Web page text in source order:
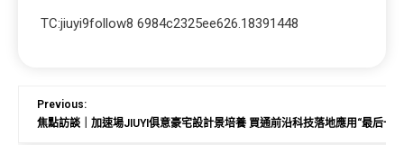
TC:jiuyi9follow8 6984c2325ee626.18391448
Previous:
焦點訪談｜加速場JIUYI俱意豪宅設計景培養 買通前沿科技落地應用“最后一